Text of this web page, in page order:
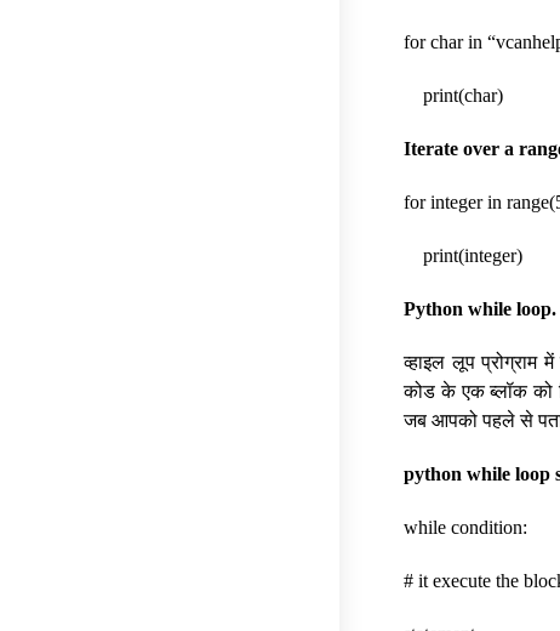
for char in
print(char)
Iterate over a
for integer in
print(integer)
Python while loop.
व्हाइल लूप प्रोग्राम
कोड के एक ब्लॉक को
जब आपको पहले से पता
python while loop
while condition:
# it execute the